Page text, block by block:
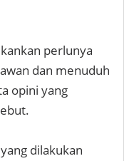
perlunya
dan menuduh
opini yang
dilakukan